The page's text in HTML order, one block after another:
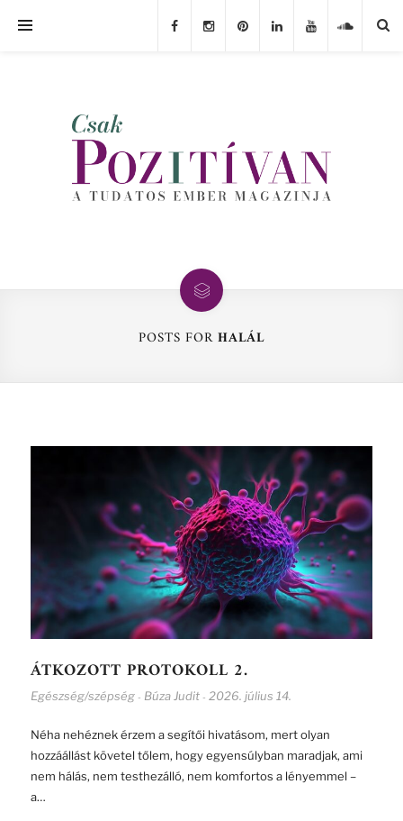
POSTS FORHALÁL
ÁTKOZOTT PROTOKOLL 2.
Egészség/szépség - Búza Judit - 2026. július 14.
Néha nehéznek érzem a segítői hivatásom, mert olyan
hozzáállást követel tőlem, hogy egyensúlyban maradjak, ami
nem hálás, nem testhezálló, nem komfortos a lényemmel –
a…